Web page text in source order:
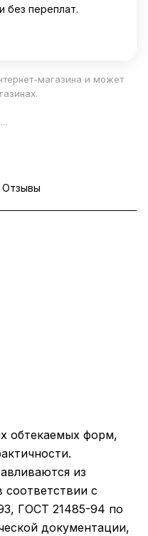
без переплат.
магазина и может
...
Отзывы
Стандарт
обтекаемых форм,
из
соответствии с
ГОСТ 21485-94 по
документации,